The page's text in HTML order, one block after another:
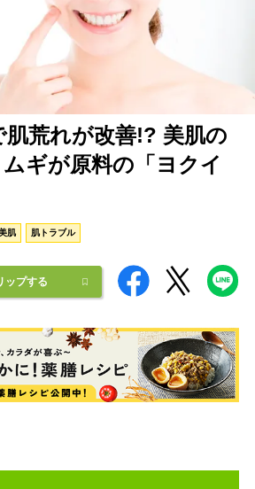
肌荒れが改善!? 美肌の
ギが原料の「ヨクイ
肌 肌トラブル
ップする